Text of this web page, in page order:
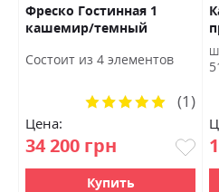
Фреско Гостинная 1
кашемир/темный
Состоит из 4 элементов
Цена:
34 200 грн
Рейтинг:
(1)
Купить